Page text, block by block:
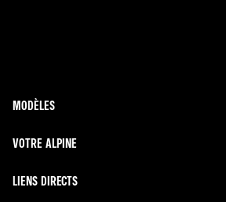
MODÈLES
VOTRE ALPINE
LIENS DIRECTS